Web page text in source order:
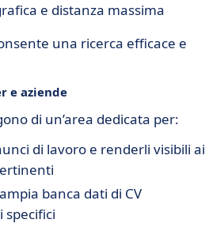
e distanza massima
una ricerca efficace e
e aziende
di un’area dedicata per:
di lavoro e renderli visibili ai
banca dati di CV
specifici